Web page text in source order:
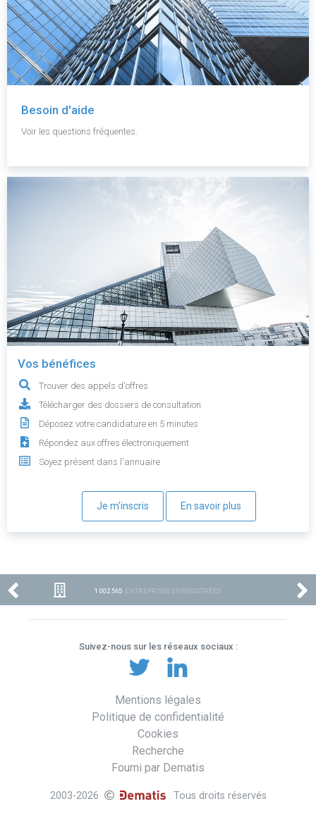
Besoin d'aide
Voir les questions fréquentes.
Vos bénéfices
Trouver des appels d'offres
Télécharger des dossiers de consultation
Déposez votre candidature en 5 minutes
Répondez aux offres électroniquement
Soyez présent dans l'annuaire
Je m'inscris En savoir plus
1 002 565 ENTREPRISES ENREGISTRÉES
Suivez-nous sur les réseaux sociaux :
Mentions légales
Politique de confidentialité
Cookies
Recherche
Fourni par Dematis
2003-2026 . Tous droits réservés